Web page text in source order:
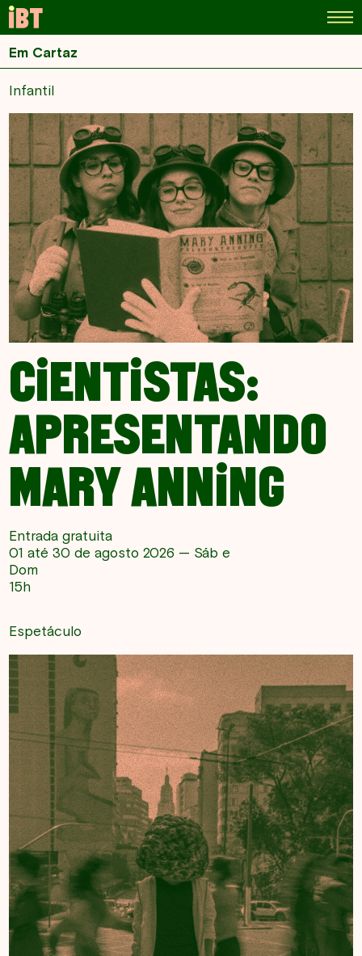
Em Cartaz
Infantil
CIENTISTAS:
APRESENTANDO
MARY ANNING
Entrada gratuita
01 até 30 de agosto 2026 — Sáb e
Dom
15h
Espetáculo